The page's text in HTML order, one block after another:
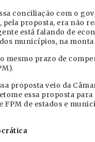
conciliação com o
proposta, era não
está falando de
municípios, na monta
mesmo prazo de
proposta veio da
essa proposta
FPM de estados e